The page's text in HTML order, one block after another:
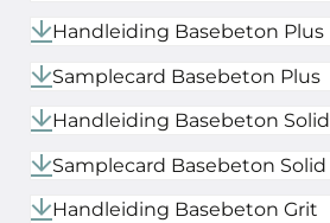
Handleiding Basebeton Plus
Samplecard Basebeton Plus
Handleiding Basebeton Solid
Samplecard Basebeton Solid
Handleiding Basebeton Grit